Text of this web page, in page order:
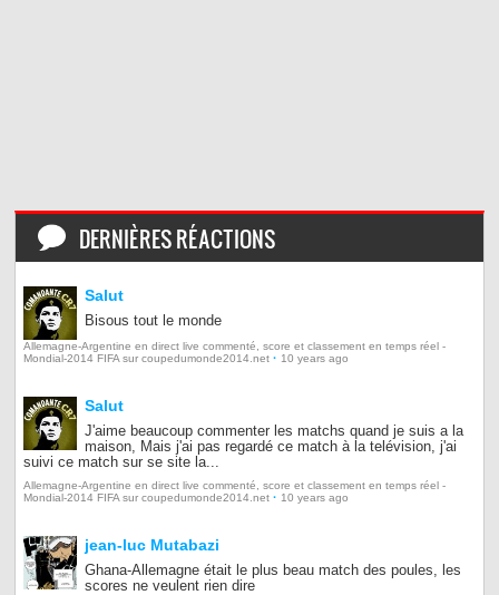
DERNIÈRES RÉACTIONS
Salut
Bisous tout le monde
Allemagne-Argentine en direct live commenté, score et classement en temps réel -
Mondial-2014 FIFA sur coupedumonde2014.net · 10 years ago
Salut
J'aime beaucoup commenter les matchs quand je suis a la
maison, Mais j'ai pas regardé ce match à la telévision, j'ai
suivi ce match sur se site la...
Allemagne-Argentine en direct live commenté, score et classement en temps réel -
Mondial-2014 FIFA sur coupedumonde2014.net · 10 years ago
jean-luc Mutabazi
Ghana-Allemagne était le plus beau match des poules, les
scores ne veulent rien dire